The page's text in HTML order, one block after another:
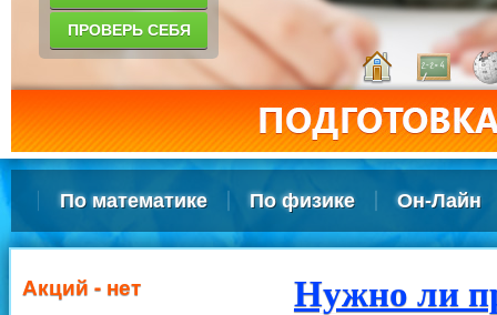
ПРОВЕРЬ СЕБЯ
По математике По физике Он-Лайн
Акций - нет
Нужно ли